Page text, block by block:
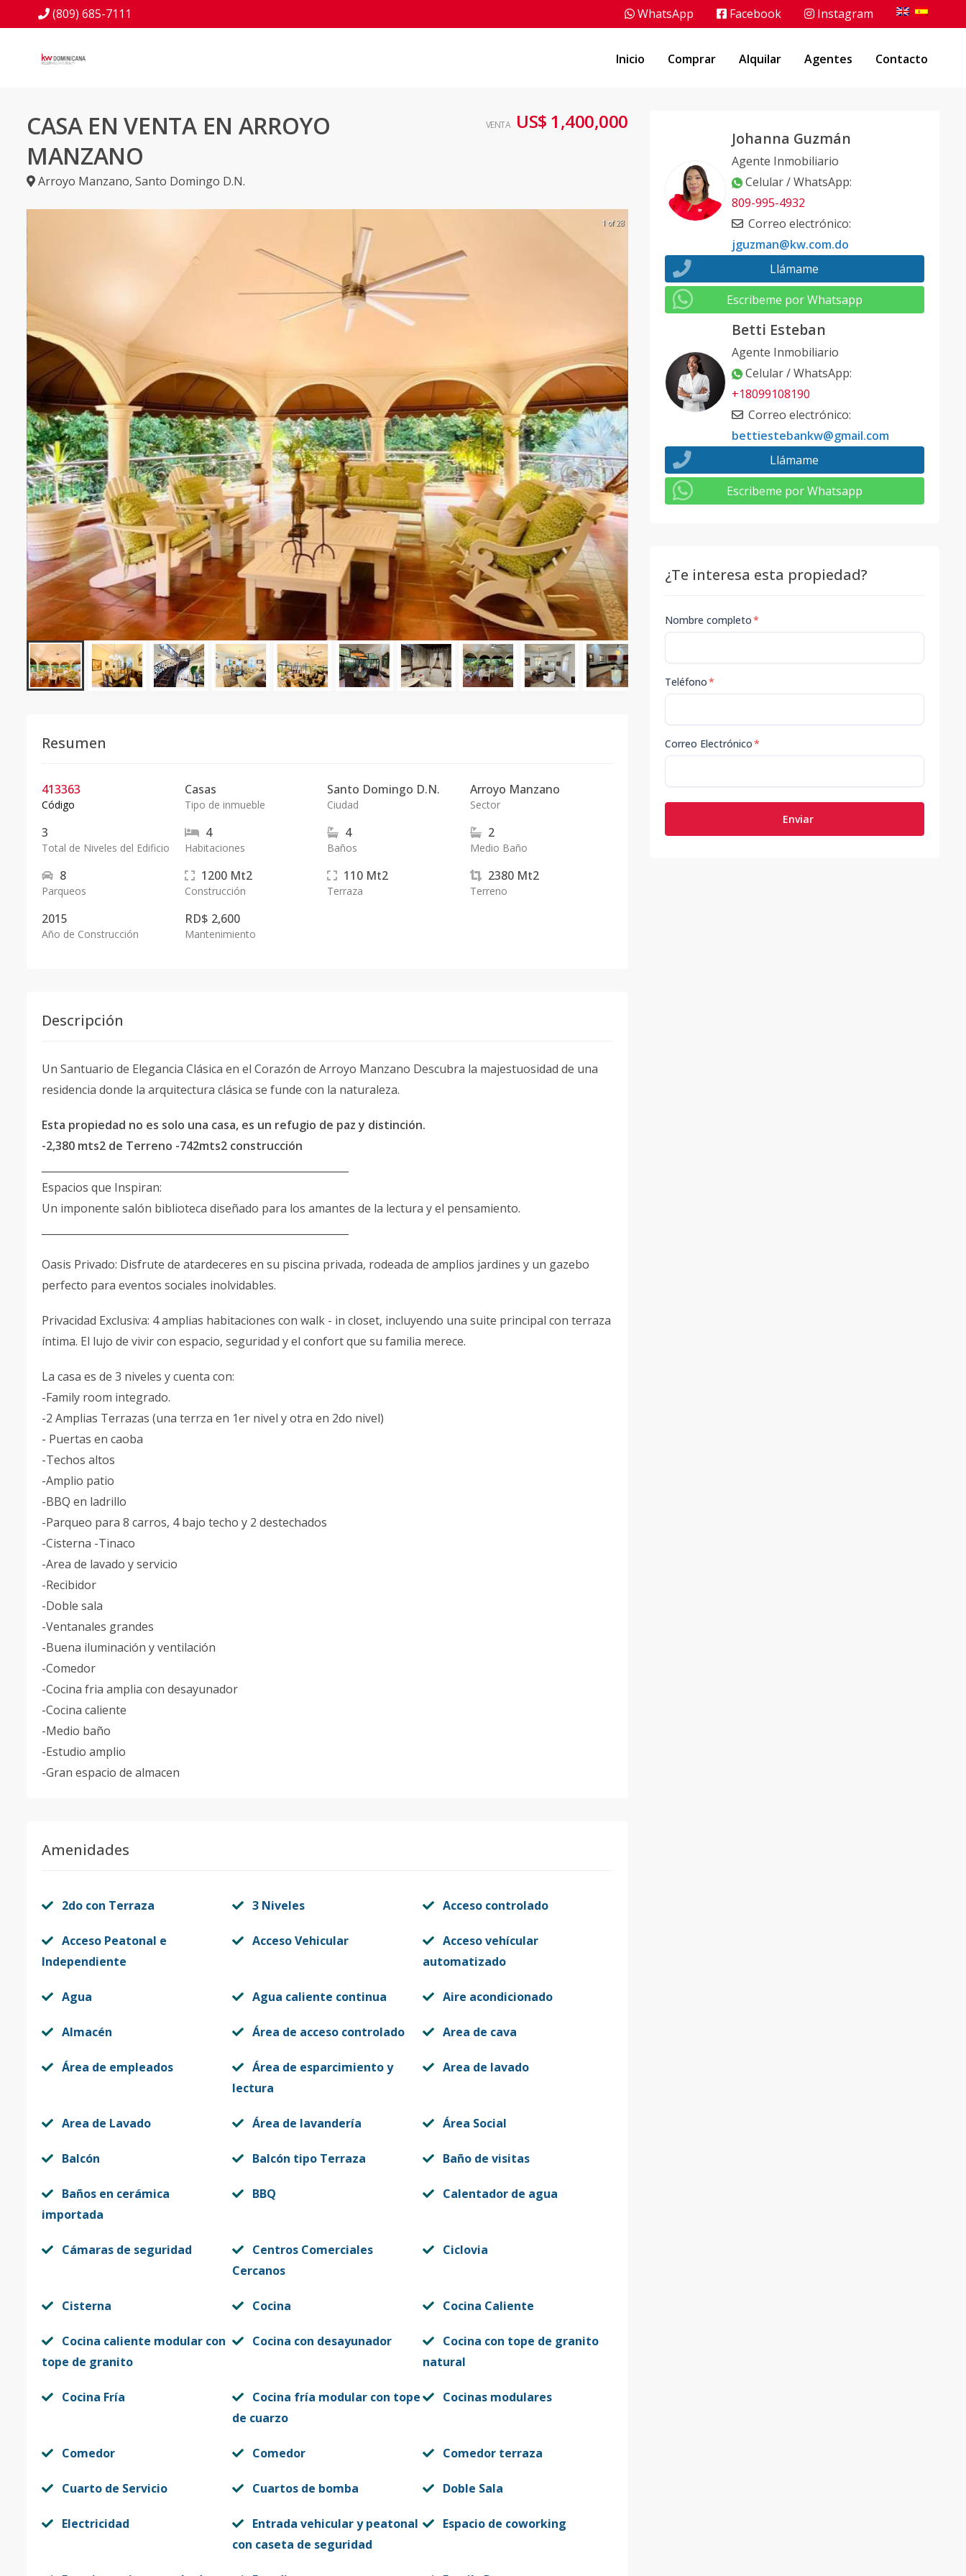
(809) 685-7111 WhatsApp Facebook Instagram
Inicio Comprar Alquilar Agentes Contacto
CASA EN VENTA EN ARROYO
MANZANO
Arroyo Manzano, Santo Domingo D.N.
VENTA US$ 1,400,000
1 of 28
Resumen
413363
Código
Casas
Tipo de inmueble
Santo Domingo D.N.
Ciudad
Arroyo Manzano
Sector
3
Total de Niveles del Edificio
4
Habitaciones
4
Baños
2
Medio Baño
8
Parqueos
1200 Mt2
Construcción
110 Mt2
Terraza
2380 Mt2
Terreno
2015
Año de Construcción
RD$ 2,600
Mantenimiento
Descripción
Un Santuario de Elegancia Clásica en el Corazón de Arroyo Manzano Descubra la majestuosidad de una
residencia donde la arquitectura clásica se funde con la naturaleza.
Esta propiedad no es solo una casa, es un refugio de paz y distinción.
-2,380 mts2 de Terreno -742mts2 construcción
Espacios que Inspiran:
Un imponente salón biblioteca diseñado para los amantes de la lectura y el pensamiento.
Oasis Privado: Disfrute de atardeceres en su piscina privada, rodeada de amplios jardines y un gazebo
perfecto para eventos sociales inolvidables.
Privacidad Exclusiva: 4 amplias habitaciones con walk - in closet, incluyendo una suite principal con terraza
íntima. El lujo de vivir con espacio, seguridad y el confort que su familia merece.
La casa es de 3 niveles y cuenta con:
-Family room integrado.
-2 Amplias Terrazas (una terrza en 1er nivel y otra en 2do nivel)
- Puertas en caoba
-Techos altos
-Amplio patio
-BBQ en ladrillo
-Parqueo para 8 carros, 4 bajo techo y 2 destechados
-Cisterna -Tinaco
-Area de lavado y servicio
-Recibidor
-Doble sala
-Ventanales grandes
-Buena iluminación y ventilación
-Comedor
-Cocina fria amplia con desayunador
-Cocina caliente
-Medio baño
-Estudio amplio
-Gran espacio de almacen
Amenidades
2do con Terraza 3 Niveles Acceso controlado
Acceso Peatonal e
Independiente
Acceso Vehicular
Acceso vehícular
automatizado
Agua Agua caliente continua Aire acondicionado
Almacén Área de acceso controlado Area de cava
Área de empleados
Área de esparcimiento y
lectura
Area de lavado
Area de Lavado Área de lavandería Área Social
Balcón Balcón tipo Terraza Baño de visitas
Baños en cerámica
importada
BBQ Calentador de agua
Cámaras de seguridad
Centros Comerciales
Cercanos
Ciclovia
Cisterna Cocina Cocina Caliente
Cocina caliente modular con
tope de granito
Cocina con desayunador
Cocina con tope de granito
natural
Cocina Fría
Cocina fría modular con tope
de cuarzo
Cocinas modulares
Comedor Comedor Comedor terraza
Cuarto de Servicio Cuartos de bomba Doble Sala
Electricidad
Entrada vehicular y peatonal
con caseta de seguridad
Espacio de coworking
Johanna Guzmán
Agente Inmobiliario
Celular / WhatsApp:
809-995-4932
Correo electrónico:
jguzman@kw.com.do
Llámame
Escribeme por Whatsapp
Betti Esteban
Agente Inmobiliario
Celular / WhatsApp:
+18099108190
Correo electrónico:
bettiestebankw@gmail.com
Llámame
Escribeme por Whatsapp
¿Te interesa esta propiedad?
Nombre completo*
Teléfono*
Correo Electrónico*
Enviar